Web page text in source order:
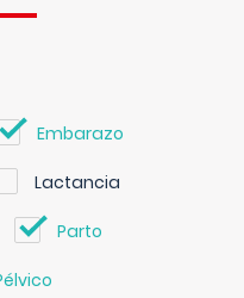
Embarazo
Lactancia
Parto